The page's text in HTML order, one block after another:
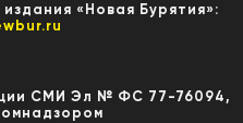
«Новая Бурятия»:
СМИ Эл № ФС 77-76094,